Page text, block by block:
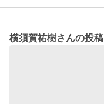
横須賀祐樹さんの投稿